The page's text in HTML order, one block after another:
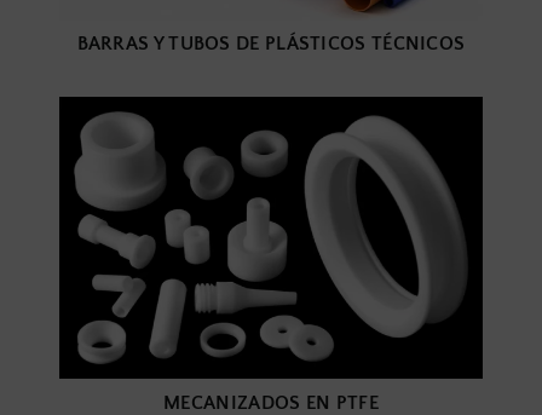
BARRAS Y TUBOS DE PLÁSTICOS TÉCNICOS
MECANIZADOS EN PTFE